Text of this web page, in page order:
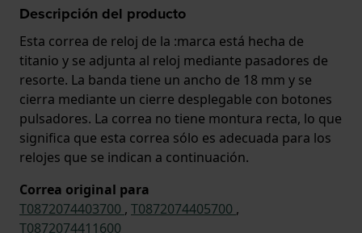
Descripción del producto
Esta correa de reloj de la :marca está hecha de
titanio y se adjunta al reloj mediante pasadores de
resorte. La banda tiene un ancho de 18 mm y se
cierra mediante un cierre desplegable con botones
pulsadores. La correa no tiene montura recta, lo que
significa que esta correa sólo es adecuada para los
relojes que se indican a continuación.
Correa original para
T0872074403700 , T0872074405700 ,
T0872074411600